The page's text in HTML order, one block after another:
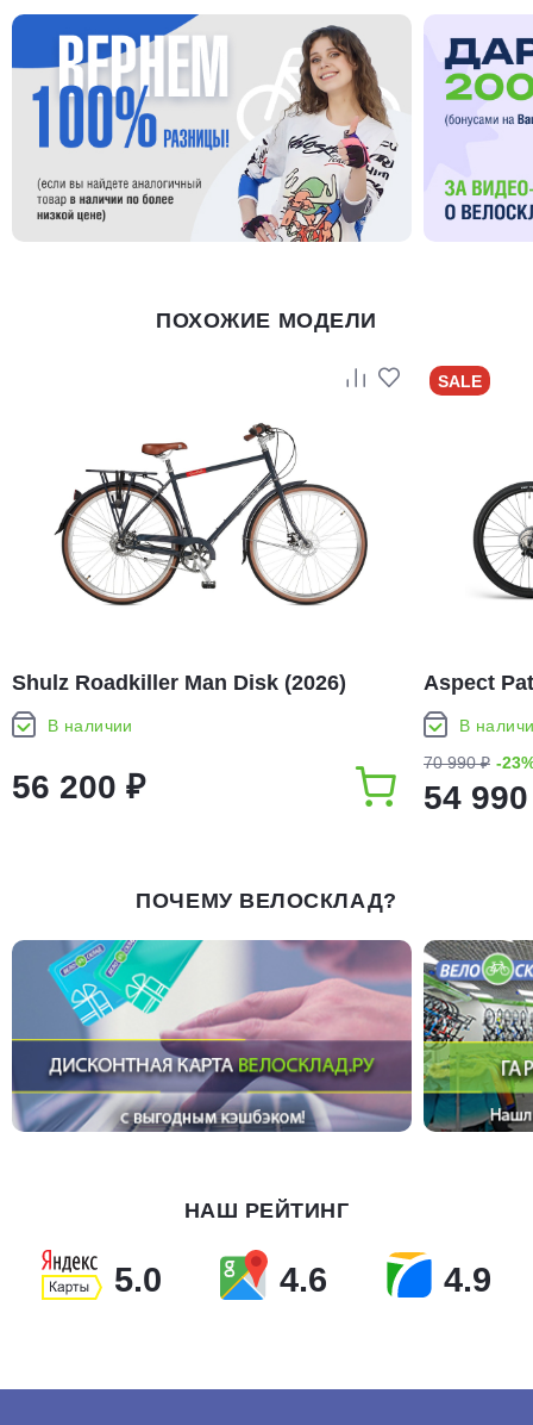
ПОХОЖИЕ МОДЕЛИ
Shulz Roadkiller Man Disk (2026)
В наличии
56 200 ₽
SALE
Aspect
В
70 990 ₽ -
54
ПОЧЕМУ ВЕЛОСКЛАД?
НАШ РЕЙТИНГ
5.0 4.6 4.9